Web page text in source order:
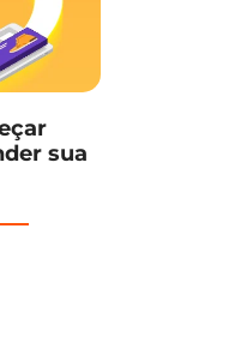
sua